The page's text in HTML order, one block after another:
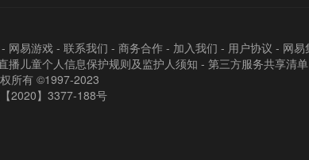
- 网易游戏 - 联系我们 - 商务合作 - 加入我们 - 用户协议 - 网易
播儿童个人信息保护规则及监护人须知 - 第三方服务共享清单
所有 ©1997-2023
2020】3377-188号